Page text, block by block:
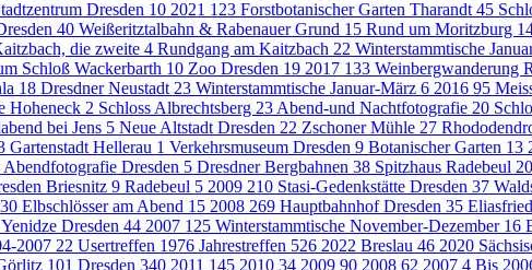
Dresden 10 2021 123 Forstbotanischer Garten Tharandt 45
40 Weißeritztalbahn & Rabenauer Grund 15 Rund um Moritzburg
die zweite 4 Rundgang am Kaitzbach 22 Winterstammtische
Schloß Wackerbarth 10 Zoo Dresden 19 2017 133 Weinbergwanderung
18 Dresdner Neustadt 23 Winterstammtische Januar-März 6 2016 95
Hoheneck 2 Schloss Albrechtsberg 23 Abend-und Nachtfotografie 20
bei Jens 5 Neue Altstadt Dresden 22 Zschoner Mühle 27
Gartenstadt Hellerau 1 Verkehrsmuseum Dresden 9 Botanischer Garten 13
Abendfotografie Dresden 5 Dresdner Bergbahnen 38 Spitzhaus Radebeul 20
Briesnitz 9 Radebeul 5 2009 210 Stasi-Gedenkstätte Dresden 37
30 Elbschlösser am Abend 15 2008 269 Hauptbahnhof Dresden 35
Yenidze Dresden 44 2007 125 Winterstammtische November-Dezember 16
2007 22 Usertreffen 1976 Jahrestreffen 526 2022 Breslau 46 2020
101 Dresden 340 2011 145 2010 34 2009 90 2008 62 2007 4 Bis